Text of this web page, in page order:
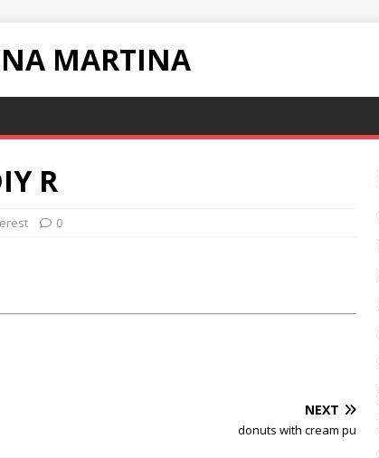
MARTINA
R
0
NEXT
donuts with cream pu